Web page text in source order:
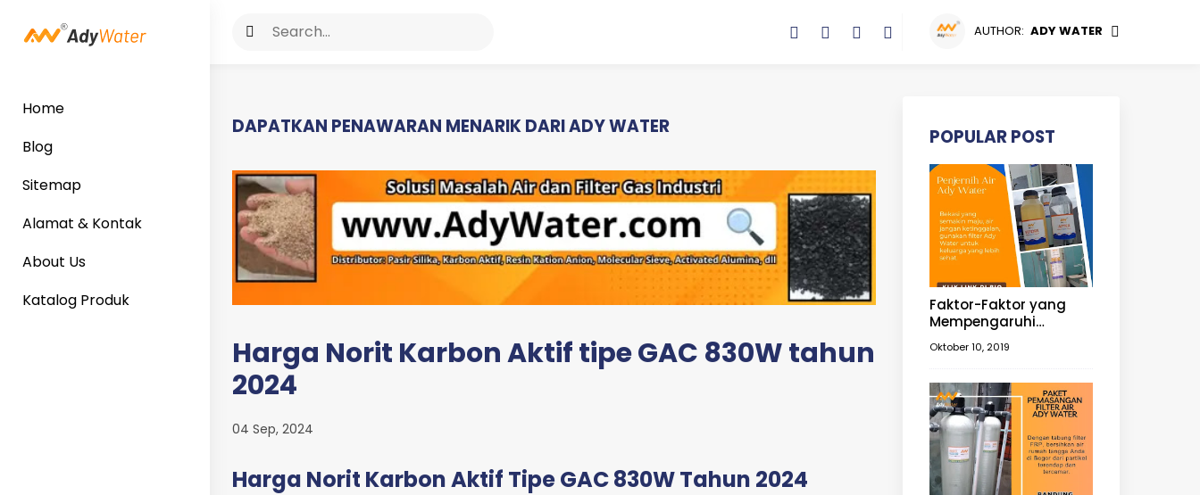
AUTHOR: ADY WATER
Home
Blog
Sitemap
Alamat & Kontak
About Us
Katalog Produk
DAPATKAN PENAWARAN MENARIK DARI ADY WATER
Harga Norit Karbon Aktif tipe GAC 830W tahun
2024
04 Sep, 2024
Harga Norit Karbon Aktif Tipe GAC 830W Tahun 2024
POPULAR POST
Faktor-Faktor yang
Mempengaruhi
Ketersediaan Air
Oktober 10, 2019